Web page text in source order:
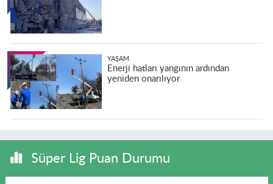
YAŞAM
Enerji hatları yangının ardından
yeniden onarılıyor
Süper Lig Puan Durumu